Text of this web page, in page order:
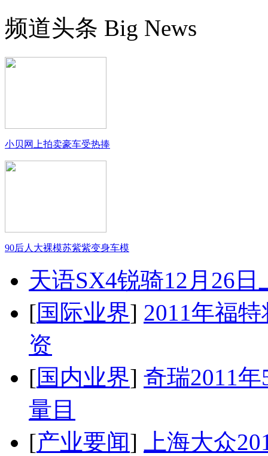
频道头条 Big News
小贝网上拍卖豪车受热捧
90后人大裸模苏紫紫变身车模
天语SX4锐骑12月26
[国际业界] 2011年福
资
[国内业界] 奇瑞2011
量目
[产业要闻]
上海大众